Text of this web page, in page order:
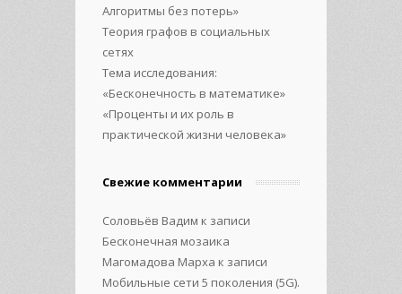
Алгоритмы без потерь»
Теория графов в социальных
сетях
Тема исследования:
«Бесконечность в математике»
«Проценты и их роль в
практической жизни человека»
Свежие комментарии
Соловьёв Вадим к записи
Бесконечная мозаика
Магомадова Марха к записи
Мобильные сети 5 поколения (5G).